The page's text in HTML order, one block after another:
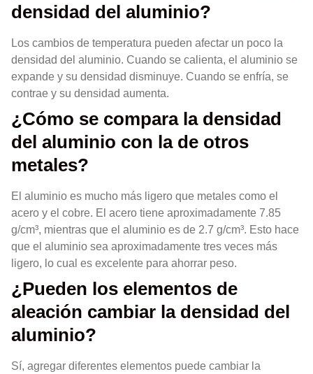
densidad del aluminio?
Los cambios de temperatura pueden afectar un poco la
densidad del aluminio. Cuando se calienta, el aluminio se
expande y su densidad disminuye. Cuando se enfría, se
contrae y su densidad aumenta.
¿Cómo se compara la densidad
del aluminio con la de otros
metales?
El aluminio es mucho más ligero que metales como el
acero y el cobre. El acero tiene aproximadamente 7.85
g/cm³, mientras que el aluminio es de 2.7 g/cm³. Esto hace
que el aluminio sea aproximadamente tres veces más
ligero, lo cual es excelente para ahorrar peso.
¿Pueden los elementos de
aleación cambiar la densidad del
aluminio?
Sí, agregar diferentes elementos puede cambiar la